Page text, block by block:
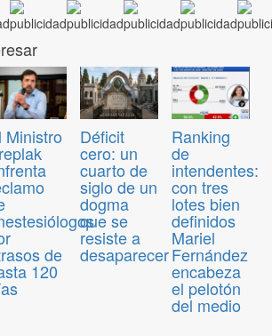
Ministro
de
120
Déficit
cero: un
cuarto de
siglo de un
dogma
que se
resiste a
desaparecer
Ranking
de
intendentes:
con tres
lotes bien
definidos
Mariel
Fernández
encabeza
el pelotón
del medio